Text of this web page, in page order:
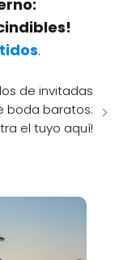
.
de invitadas
boda baratos:
el tuyo aquí!